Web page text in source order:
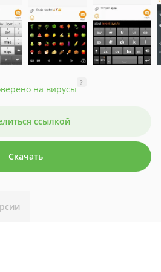
на вирусы
?
ссылкой
Скачать